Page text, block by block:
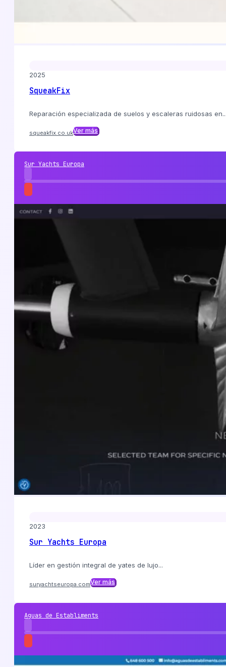
2025
SqueakFix
Reparación especializada de suelos y escaleras ruidosas
squeakfix.co.ukVer más
Sur Yachts Europa
2023
Sur Yachts Europa
Líder en gestión integral de yates de lujo...
suryachtseuropa.comVer más
Aguas de Establiments